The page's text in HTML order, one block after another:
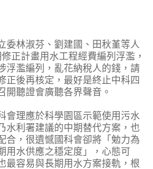
委林淑芬、劉建國、田秋堇等人
正計畫用水工程經費編列浮濫，
浮濫編列，亂花納稅人的錢，請
正後再核定，最好是終止中科四
開聽證會廣聽各界聲音。
會理應於科學園區示範使用污水
水利署建議的中期替代方案，也
合，很遺憾國科會卻將「勉力為
用水供應之穩定度」，心態可
最容易與長期用水方案接軌，根